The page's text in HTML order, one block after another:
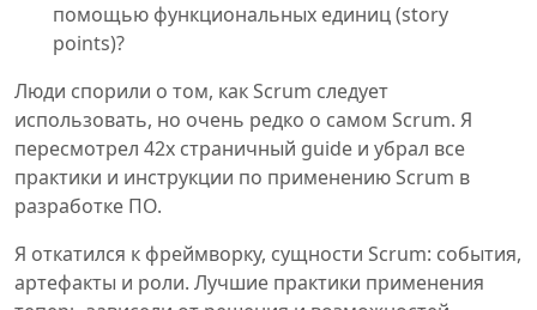
помощью функциональных единиц (story
points)?
Люди спорили о том, как Scrum следует
использовать, но очень редко о самом Scrum. Я
пересмотрел 42х страничный guide и убрал все
практики и инструкции по применению Scrum в
разработке ПО.
Я откатился к фреймворку, сущности Scrum: события,
артефакты и роли. Лучшие практики применения